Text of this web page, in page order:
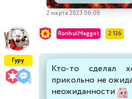
2 марта 2023 06:08
Гуру
RonhulMaggot 2 136
Кто-то сделал
прикольно не
неожиданности